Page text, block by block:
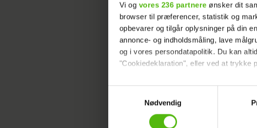
Vi og vores 236 partnere ønsker dit
browser til præferencer, statistik og
opbevarer og tilgår oplysninger på din
annonce- og indholdsmåling, lave
og i vores persondatapolitik. Du kan
"Cookiedeklaration", eller ved at trykke
Dine valg anvendes på hele websitet.
Vi ønsker dit samtykke til at indsamle
Vi anvender egne cookies og cookies
Nødvendig
Læs også: Ny
Sådan skal du